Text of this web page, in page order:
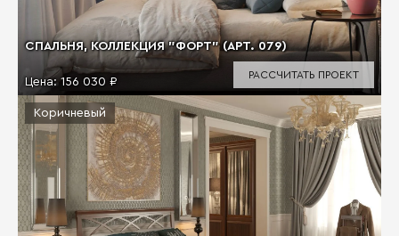
СПАЛЬНЯ, КОЛЛЕКЦИЯ "ФОРТ" (АРТ. 079)
Цена:156 030 ₽
РАССЧИТАТЬ ПРОЕКТ
Коричневый